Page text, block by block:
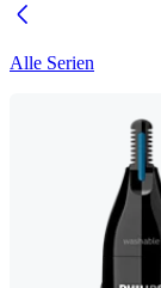
Alle Serien